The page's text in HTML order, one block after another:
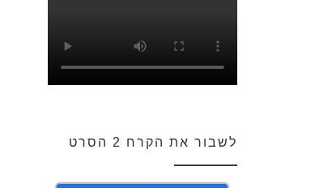
לשבור את הקרח 2 הסרט